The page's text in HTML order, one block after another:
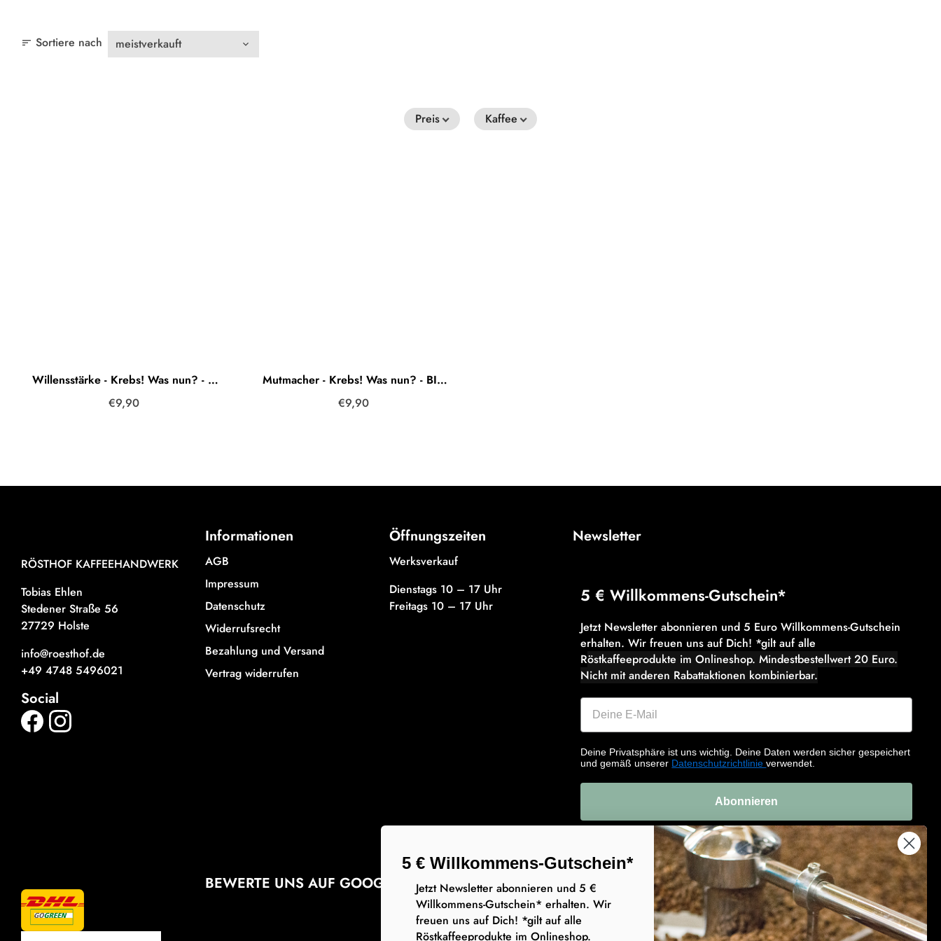
sort Sortiere nach
Preis Kaffee
Willensstärke - Krebs! Was nun? - BIO Spendenkaffee
€9,90
Mutmacher - Krebs! Was nun? - BIO Spendenkaffee - entkoffeiniert
€9,90
RÖSTHOF KAFFEEHANDWERK
Tobias Ehlen
Stedener Straße 56
27729 Holste
info@roesthof.de
+49 4748 5496021
Social
Informationen
AGB
Impressum
Datenschutz
Widerrufsrecht
Bezahlung und Versand
Vertrag widerrufen
Öffnungszeiten
Werksverkauf
Dienstags 10 – 17 Uhr
Freitags 10 – 17 Uhr
Newsletter
5 € Willkommens-Gutschein*
Jetzt Newsletter abonnieren und 5 Euro Willkommens-Gutschein
erhalten. Wir freuen uns auf Dich! *gilt auf alle
Röstkaffeeprodukte im Onlineshop. Mindestbestellwert 20 Euro.
Nicht mit anderen Rabattaktionen kombinierbar.
Deine Privatsphäre ist uns wichtig. Deine Daten werden sicher gespeichert
und gemäß unserer Datenschutzrichtlinieverwendet.
Abonnieren
BEWERTE UNS AUF GOOGLE
5 € Willkommens-Gutschein*
Jetzt Newsletter abonnieren und 5 €
Willkommens-Gutschein* erhalten. Wir
freuen uns auf Dich! *gilt auf alle
Röstkaffeeprodukte im Onlineshop.